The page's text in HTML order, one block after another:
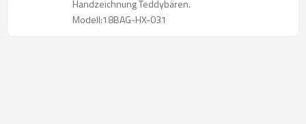
Handzeichnung Teddybären.
Modell:18BAG-HX-031